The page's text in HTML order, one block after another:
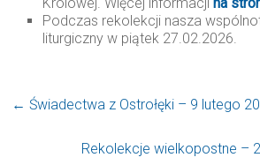
Podczas rekolekcji nasza
liturgiczny w piątek 27.02.2026.
← Świadectwa z Ostrołęki – 9 lutego
Rekolekcje wielkopostne –